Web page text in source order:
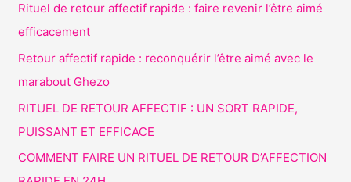
Rituel de retour affectif rapide : faire revenir l’être aimé
efficacement
Retour affectif rapide : reconquérir l’être aimé avec le
marabout Ghezo
RITUEL DE RETOUR AFFECTIF : UN SORT RAPIDE,
PUISSANT ET EFFICACE
COMMENT FAIRE UN RITUEL DE RETOUR D’AFFECTION